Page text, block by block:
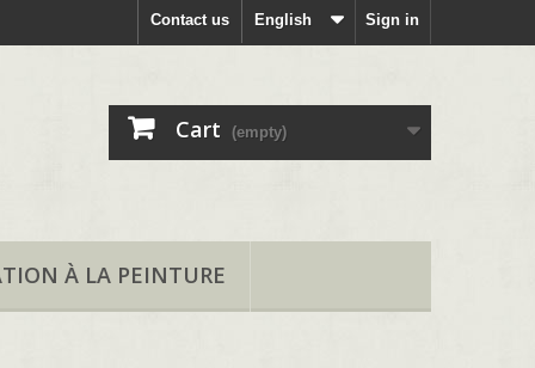
Sign in
English
Contact us
Cart (empty)
À LA PEINTURE